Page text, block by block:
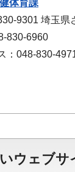
体育課
9301 埼玉県
830-6960
：048-830-
ウェブ